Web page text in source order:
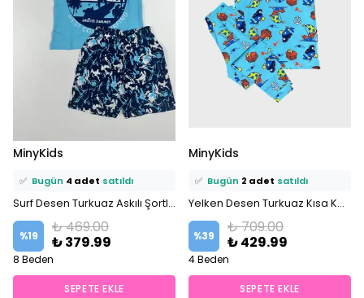
MinyKids
⭐️ Bu ürünü9 kişifavoriledi!
🛒 5 kişisepetine ekledi!
✅ Bugün 4 adet satıldı
Surf Desen Turkuaz Askılı Şortlu %100 Pamuklu Erkek Çocuk Pijama Takım
%19
₺ 469.00
₺ 379.99
8 Beden
SEPETE EKLE
MinyKids
🛒 9 kişisepetine ekledi!
✅ Bugün 2 adet satıldı
Yelken Desen Turkuaz Kısa Kollu %100 Pamuklu Erkek Çocuk Pijama Takım
%39
₺ 709.00
₺ 429.99
4 Beden
SEPETE EKLE